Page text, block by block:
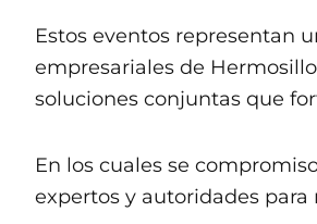
Estos eventos representan
empresariales de
soluciones conjuntas que
En los cuales se
expertos y autoridades